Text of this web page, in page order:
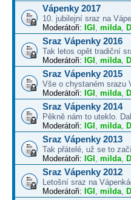
Vápenky 2017
10. jubilejní sraz na
Moderátoři: IGI , milda,
Sraz Vápenky 2016
Tak letos opět tradiční
Moderátoři: IGI , milda,
Sraz Vápenky 2015
Vše o chystaném srazu
Moderátoři: IGI , milda,
Sraz Vápenky 2014
Pěkně nám to uteklo.
Moderátoři: IGI , milda,
Sraz Vápenky 2013
Tak přátelé, už se to
Moderátoři: IGI , milda,
Sraz Vápenky 2012
Letošní sraz na
Moderátoři: IGI , milda,